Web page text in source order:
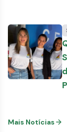
Mais Notícias